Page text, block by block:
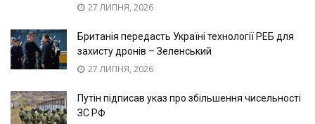
27 ЛИПНЯ, 2026
Британія передасть Україні технології РЕБ для
захисту дронів – Зеленський
27 ЛИПНЯ, 2026
Путін підписав указ про збільшення чисельності
ЗС РФ